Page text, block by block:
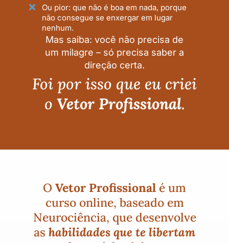
Ou pior: que não é boa em nada, porque
não consegue se enxergar em lugar
nenhum.
Mas saiba: você não precisa de
um milagre – só precisa saber a
direção certa.
Foi por isso que eu criei
o Vetor Profissional.
O Vetor Profissional é um
curso online, baseado em
Neurociência, que desenvolve
as habilidades que te libertam